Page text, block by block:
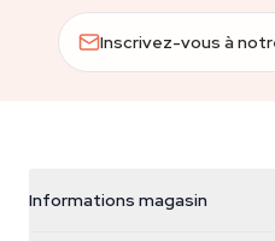
Inscrivez-vous à
Informations magasin